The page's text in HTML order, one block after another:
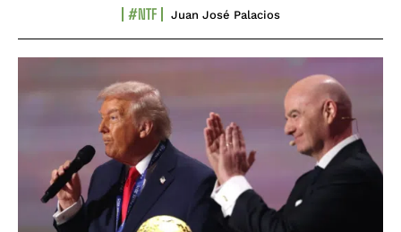
#NTF Juan José Palacios